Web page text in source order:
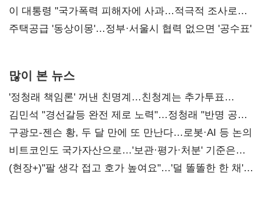
총선 지휘 못해"
이 대통령 "국가폭력 피해자에 사과…적극적 조사로
진실 밝혀야"
주택공급 '동상이몽'…정부·서울시 협력 없으면 '공수표'
많이 본 뉴스
'정청래 책임론' 꺼낸 친명계…친청계는 추가투표
때리기
김민석 "경선갈등 완전 제로 노력"…정청래 "반명 공세
사과부터"
구광모-젠슨 황, 두 달 만에 또 만난다…로봇·AI 등 논의
비트코인도 국가자산으로…'보관·평가·처분' 기준은
숙제
(현장+)"팔 생각 접고 호가 높여요"…'덜 똘똘한 한 채'